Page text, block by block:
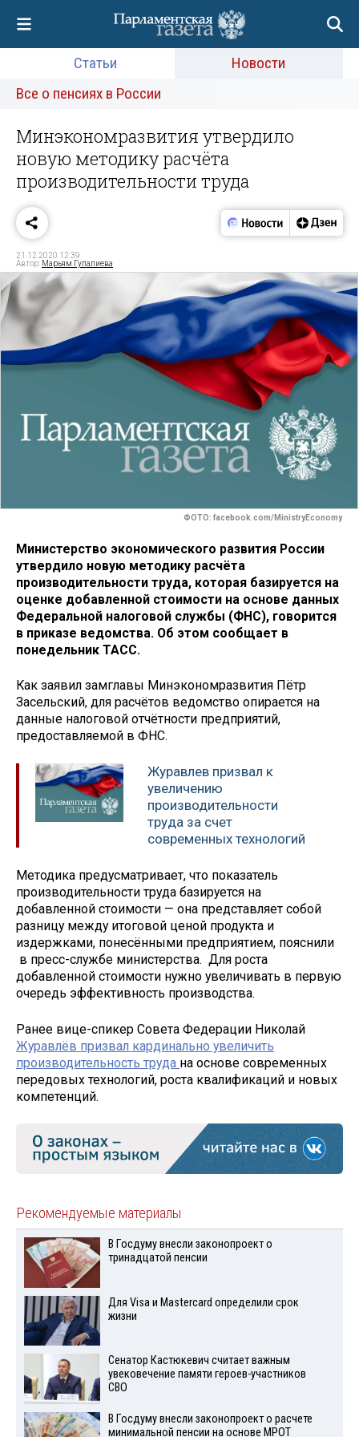
Статьи
Новости
Все о пенсиях в России
Минэкономразвития утвердило
новую методику расчёта
производительности труда
21.12.2020 12:39
Автор: Марьям Гулалиева
ФОТО: facebook.com/MinistryEconomy
Министерство экономического развития России
утвердило новую методику расчёта
производительности труда, которая базируется на
оценке добавленной стоимости на основе данных
Федеральной налоговой службы (ФНС), говорится
в приказе ведомства. Об этом сообщает в
понедельник ТАСС.
Как заявил замглавы Минэкономразвития Пётр
Засельский, для расчётов ведомство опирается на
данные налоговой отчётности предприятий,
предоставляемой в ФНС.
Журавлев призвал к
увеличению
производительности
труда за счет
современных технологий
Методика предусматривает, что показатель
производительности труда базируется на
добавленной стоимости — она представляет собой
разницу между итоговой ценой продукта и
издержками, понесёнными предприятием, пояснили
в пресс-службе министерства. Для роста
добавленной стоимости нужно увеличивать в первую
очередь эффективность производства.
Ранее вице-спикер Совета Федерации Николай
Журавлёв призвал кардинально увеличить
производительность труда на основе современных
передовых технологий, роста квалификаций и новых
компетенций.
Рекомендуемые материалы
В Госдуму внесли законопроект о
тринадцатой пенсии
Для Visа и Mastercard определили срок
жизни
Сенатор Кастюкевич считает важным
увековечение памяти героев-участников
СВО
В Госдуму внесли законопроект о расчете
минимальной пенсии на основе МРОТ